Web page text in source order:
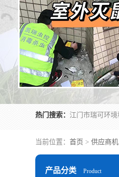
热门搜索：
当前位置： 首页 > 供应商机
产品分类 Product